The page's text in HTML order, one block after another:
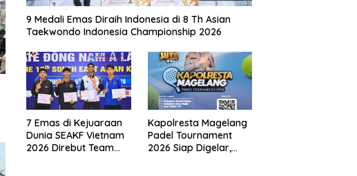
9 Medali Emas Diraih Indonesia di 8 Th Asian
Taekwondo Indonesia Championship 2026
7 Emas di Kejuaraan
Dunia SEAKF Vietnam
2026 Direbut Team
Kapolresta Magelang
Padel Tournament
2026 Siap Digelar,